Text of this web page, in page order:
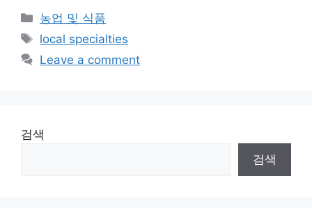
Categories
농업 및 식품
Tags
local specialties
Leave a comment
검색
검색